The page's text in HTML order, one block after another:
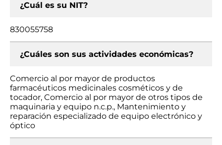
¿Cuál es su NIT?
830055758
¿Cuáles son sus actividades económicas?
Comercio al por mayor de productos
farmacéuticos medicinales cosméticos y de
tocador, Comercio al por mayor de otros tipos de
maquinaria y equipo n.c.p., Mantenimiento y
reparación especializado de equipo electrónico y
óptico